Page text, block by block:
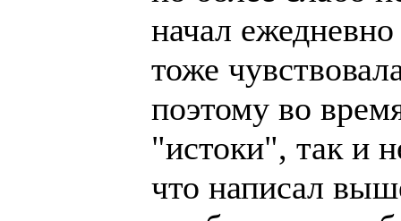
начал
тоже
поэтому во
"истоки", так и
что написал